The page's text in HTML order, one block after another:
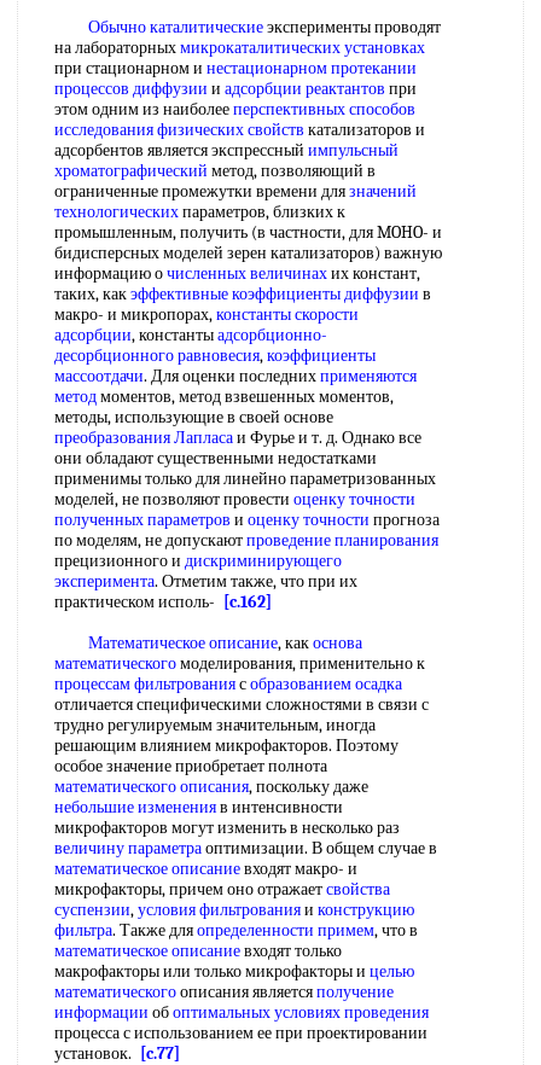
Обычно каталитическиеэксперименты проводят
на лабораторныхмикрокаталитических установках
при стационарном и нестационарном протекании
процессов диффузии и адсорбции реактантов при
этом одним из наиболееперспективных способов
исследования физических свойств катализаторов и
адсорбентов является экспрессный импульсный
хроматографический метод, позволяющий в
ограниченные промежутки времени длязначений
технологическихпараметров, близких к
промышленным, получить (в частности, для MOHO- и
бидисперсных моделей зерен катализаторов) важную
информацию очисленных величинахих констант,
таких, какэффективные коэффициенты диффузии в
макро- и микропорах,константы скорости
адсорбции, константыадсорбционно-
десорбционного равновесия,коэффициенты
массоотдачи. Для оценки последнихприменяются
методмоментов, метод взвешенных моментов,
методы, использующие в своей основе
преобразования Лапласаи Фурье и т. д. Однако все
они обладают существенными недостатками
применимы только для линейно параметризованных
моделей, не позволяют провести оценку точности
полученных параметров и оценку точности прогноза
по моделям, не допускаютпроведение планирования
прецизионного и дискриминирующего
эксперимента. Отметим также, что при их
практическом исполь-
[c.162]
Математическое описание, какоснова
математическогомоделирования, применительно к
процессам фильтрованиясобразованием осадка
отличается специфическими сложностями в связи с
трудно регулируемым значительным, иногда
решающим влиянием микрофакторов. Поэтому
особое значение приобретает полнота
математического описания, поскольку даже
небольшие измененияв интенсивности
микрофакторов могут изменить в несколько раз
величину параметраоптимизации. В общем случае в
математическое описаниевходят макро- и
микрофакторы, причем оно отражаетсвойства
суспензии,условия фильтрованияи конструкцию
фильтра. Также дляопределенности примем, что в
математическое описаниевходят только
макрофакторы или только микрофакторы и целью
математическогоописания являетсяполучение
информации обоптимальных условиях проведения
процесса с использованием ее при проектировании
установок.
[c.77]